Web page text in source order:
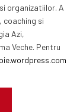
organizatiilor. A
coaching si
Azi,
Veche. Pentru